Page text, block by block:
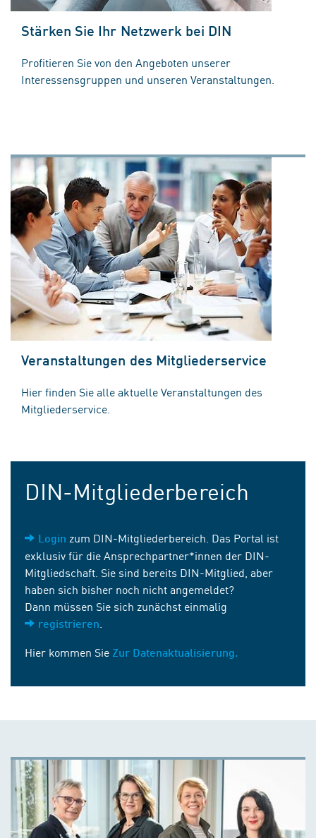
Stärken Sie Ihr Netzwerk bei DIN
Profitieren Sie von den Angeboten unserer
Interessensgruppen und unseren Veranstaltungen.
Veranstaltungen des Mitgliederservice
Hier finden Sie alle aktuelle Veranstaltungen des
Mitgliederservice.
DIN-Mitgliederbereich
Login zum DIN-Mitgliederbereich. Das Portal ist
exklusiv für die Ansprechpartner*innen der DIN-
Mitgliedschaft. Sie sind bereits DIN-Mitglied, aber
haben sich bisher noch nicht angemeldet?
Dann müssen Sie sich zunächst einmalig
registrieren
Hier kommen Sie Zur Datenaktualisierung.